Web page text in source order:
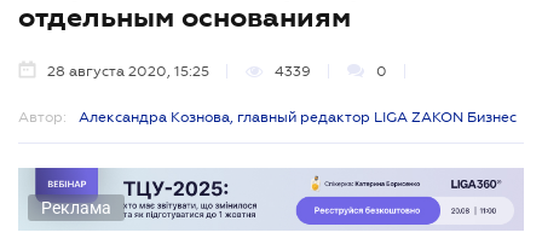
отдельным основаниям
28 августа 2020, 15:25 4339 0
Автор: Александра Кознова, главный редактор LIGA ZAKON Бизнес
Реклама